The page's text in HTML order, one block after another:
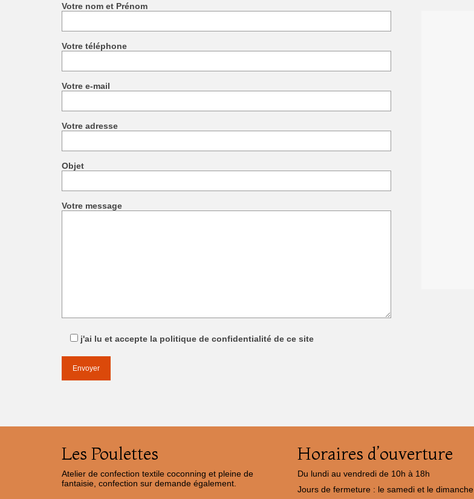
Votre nom et Prénom
Votre téléphone
Votre e-mail
Votre adresse
Objet
Votre message
j'ai lu et accepte la politique de confidentialité de ce site
Les Poulettes
Atelier de confection textile coconning et pleine de
fantaisie, confection sur demande également.
Horaires d’ouverture
Du lundi au vendredi de 10h à 18h
Jours de fermeture : le samedi et le dimanche